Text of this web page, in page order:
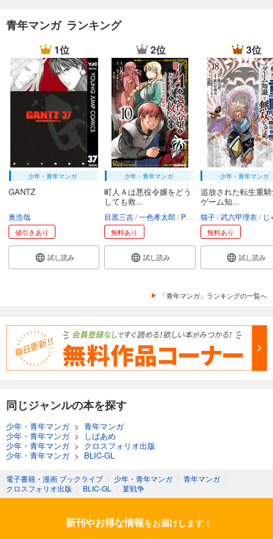
青年マンガ ランキング
1位
少年・青年マンガ
GANTZ
奥浩哉
値引きあり
試し読み
2位
少年・青年マンガ
町人Ａは悪役令嬢をどう
しても救...
目黒三吉 一色孝太郎 Parum
無料あり
試し読み
3位
少年・青年マンガ
追放された転生重
ゲーム知...
猫子 武六甲理衣 じゃ
無料あり
試し読み
「青年マンガ」ランキングの一覧へ
同じジャンルの本を探す
少年・青年マンガ> 青年マンガ
少年・青年マンガ>
しばあめ
少年・青年マンガ> クロスフォリオ出版
少年・青年マンガ> BLIC-GL
電子書籍・漫画 ブックライブ 〉 少年・青年マンガ 〉 青年マンガ 〉
クロスフォリオ出版 〉 BLIC-GL 〉 菫戦争
新刊やお得な情報をお届けします！